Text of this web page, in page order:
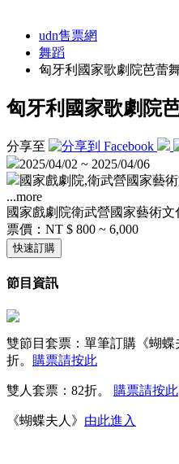
udn售票網
舞蹈
匈牙利國家歌劇院芭蕾
匈牙利國家歌劇院
分享至
2025/04/02 ~ 2025/04/06
國家戲劇院,衛武營國家藝
...more
國家戲劇院衛武營國家藝術文
票價： NT $ 800 ~ 6,000
快速訂購
節目資訊
雙節目套票：單筆訂購《蝴
折。 購票請按此
雙人套票：82折。 購票請按此
《蝴蝶夫人》 由此進入